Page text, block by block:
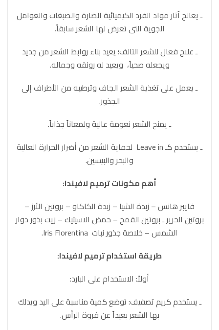
ـ يعالج آثار مواد الفرد الكيميائية الضارة والصبغات والعوامل
الجوية التى تعرض لها الشعر سابقاً.
ـ علاج فعال للشعر التالف؛ يعيد بناء روابط الشعر من جديد
ويجعله صحياً، ويعيد له رونقه وجماله.
ـ يعمل على تغذية الشعر الجاف وترطيبه من الأطراف إلى
الجذور.
ـ يمنح الشعر نعومة عالية ولمعاناً جذاباً.
ـ يستخدم كـ Leave in لحماية الشعر من أضرار الحرارة العالية
والبحر والبيسين.
أهم مكونات ترميم لافيندا:
فايبر هانس – زبدة الشيا – زبدة الكاكاو – بروتين الأرز –
بروتين الحرير ـ بروتين القمح – حمض الاسيتيك – زيت بذور دوار
الشمس – خلاصة جذور نبات Iris Florentina.
طريقة استخدام ترميم لافيندا:
أولاً: الاستخدام على البارد:
ـ يستخدم كريم تصفيف: توضع كمية مناسبة على اليد ويدلك
بها الشعر بعيداً عن فروة الرأس.